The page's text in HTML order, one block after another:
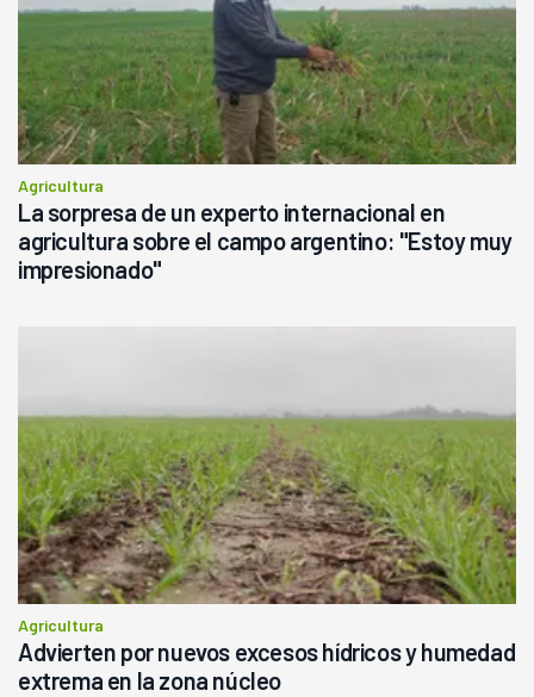
Agricultura
La sorpresa de un experto internacional en
agricultura sobre el campo argentino: "Estoy muy
impresionado"
Agricultura
Advierten por nuevos excesos hídricos y humedad
extrema en la zona núcleo